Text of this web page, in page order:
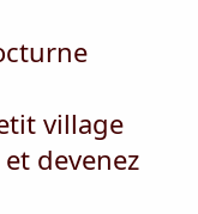
village
devenez